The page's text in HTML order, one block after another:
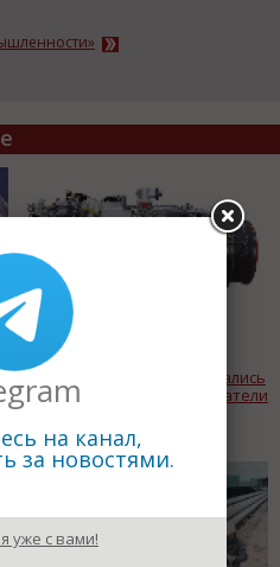
25.07.2011
"Вертолеты России" отказались
покупать украинские двигатели
на канал,
за новостями.
уже с вами!